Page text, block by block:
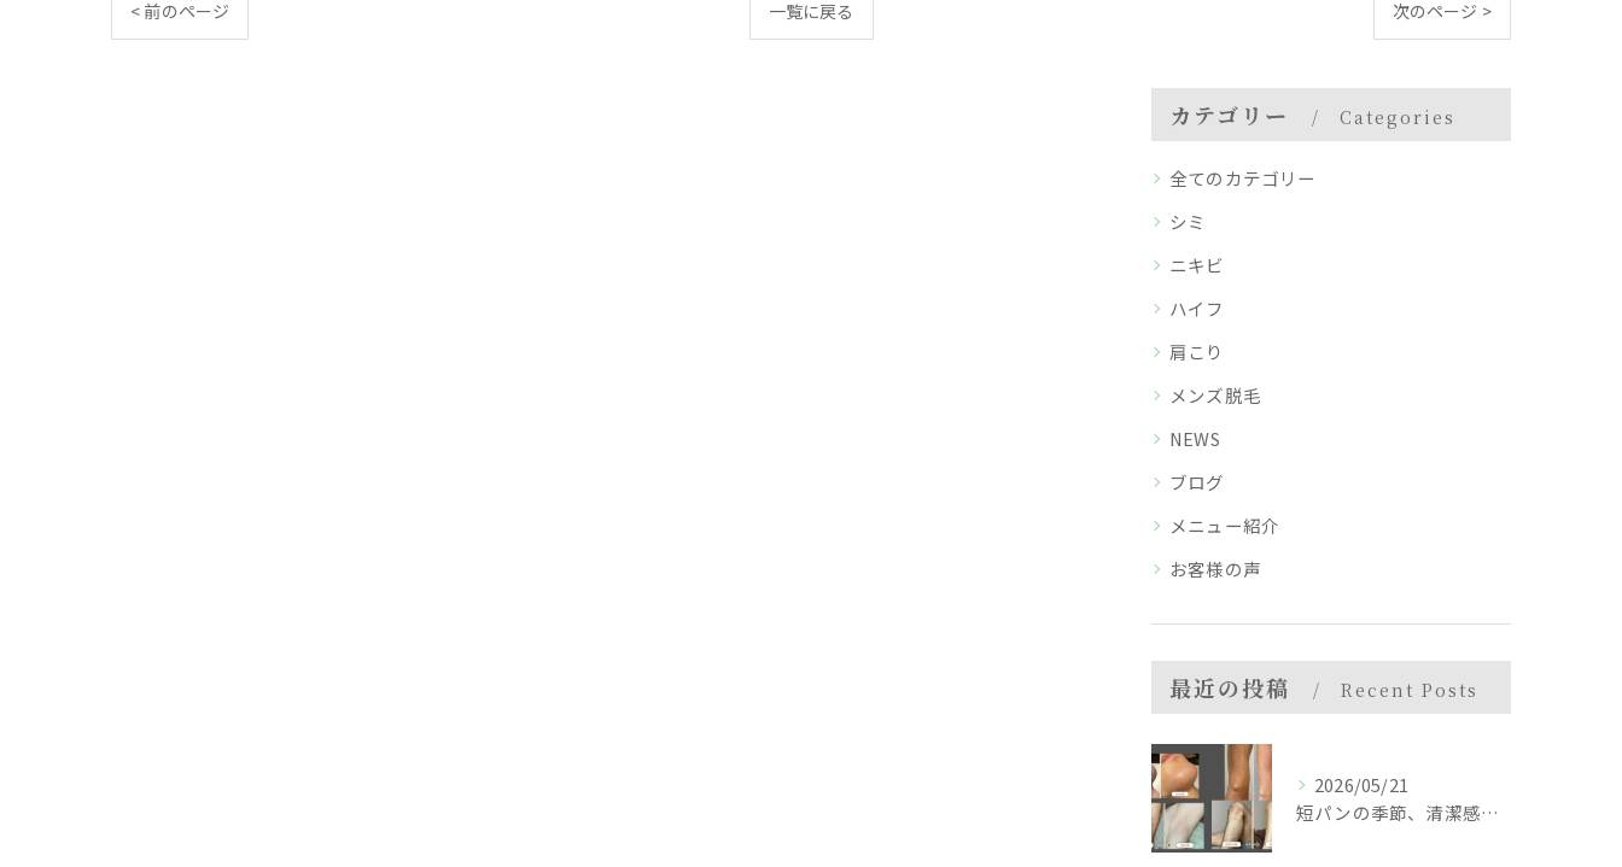
< 前のページ 一覧に戻る 次のページ >
カテゴリー Categories
全てのカテゴリー
シミ
ニキビ
ハイフ
肩こり
メンズ脱毛
NEWS
ブログ
メニュー紹介
お客様の声
最近の投稿 Recent Posts
2026/05/21
短パンの季節、清潔感で差がつく